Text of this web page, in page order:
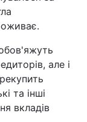
але і
та інші
вкладів